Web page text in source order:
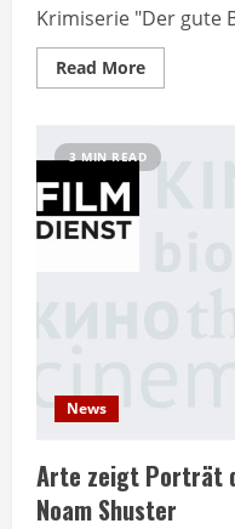
Krimiserie "Der gute
Read MoreRead
more
neue
Folge
3 MIN READ
News
Arte zeigt Porträt
Noam Shuster